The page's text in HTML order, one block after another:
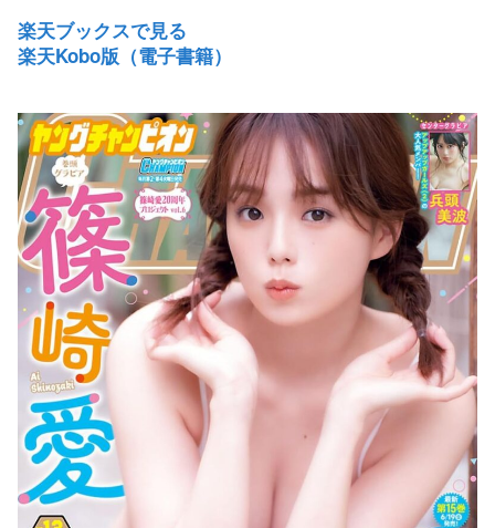
楽天ブックスで見る
楽天Kobo版（電子書籍）